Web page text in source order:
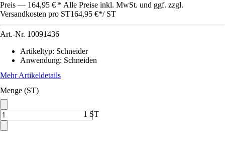
Preis — 164,95 € * Alle Preise inkl. MwSt. und ggf. zzgl.
Versandkosten pro ST164,95 €*/ ST
Art.-Nr. 10091436
Artikeltyp: Schneider
Anwendung: Schneiden
Mehr Artikeldetails
Menge (ST)
1 ST